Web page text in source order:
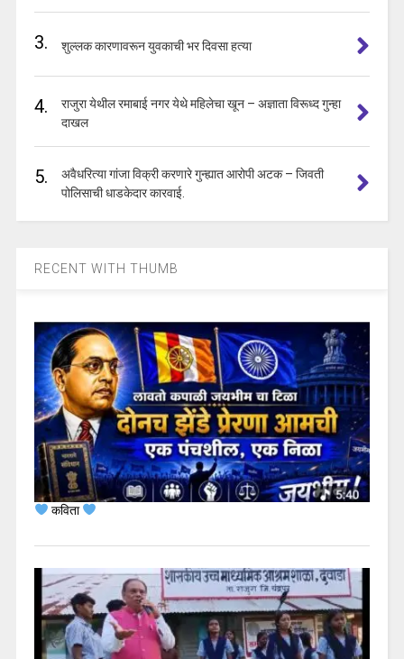
3. शुल्लक कारणावरून युवकाची भर दिवसा हत्या
4.
राजुरा येथील रमाबाई नगर येथे महिलेचा खून – अज्ञाता विरूध्द गुन्हा
दाखल
5.
अवैधरित्या गांजा विक्री करणारे गुन्ह्यात आरोपी अटक – जिवती
पोलिसाची धाडकेदार कारवाई.
RECENT WITH THUMB
कविता